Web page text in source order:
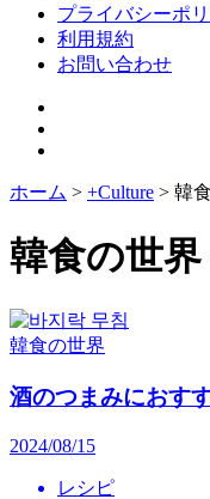
プライバシーポ
利用規約
お問い合わせ
ホーム > +Culture > 韓
韓食の世界
韓食の世界
酒のつまみにおす
2024/08/15
レシピ